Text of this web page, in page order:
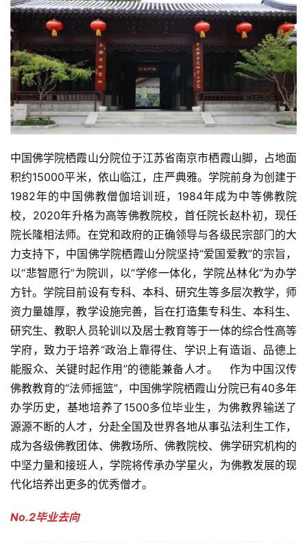
中国佛学院栖霞山分院位于江苏省南京市栖霞山脚，占地面
积约15000平米，依山临江，庄严典雅。学院前身为创建于
1982年的中国佛教僧伽培训班，1984年成为中等佛教院
校，2020年升格为高等佛教院校，首任院长赵朴初，现任
院长隆相法师。在党和政府的正确领导与各级民宗部门的大
力支持下，中国佛学院栖霞山分院坚持“爱国爱教”的宗旨，
以“悲智愿行”为院训，以“学修一体化，学院丛林化”为办学
方针。学院目前设有专科、本科、研究生等多层次教学，师
资力量雄厚，教学设施完善，旨在打造集专科生、本科生、
研究生、教职人员轮训以及居士教育等于一体的综合性高等
学府，致力于培养“政治上靠得住、学识上有造诣、品德上
能服众、关键时起作用”的德能兼备人才。 作为中国汉传
佛教教育的“法师摇篮”，中国佛学院栖霞山分院已有40多年
办学历史，基地培养了1500多位毕业生，为佛教界输送了
源源不断的人才，分赴全国及世界各地从事弘法利生工作，
成为各级佛教团体、佛教场所、佛教院校、佛学研究机构的
中坚力量和接班人，学院将传承办学星火，为佛教发展的现
代化培养出更多的优秀僧才。
No.2毕业去向